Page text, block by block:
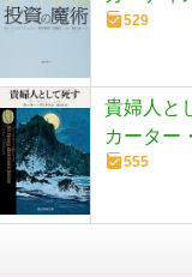
529
貴婦人と
カーター
555